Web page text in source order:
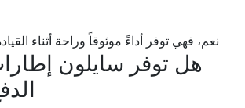
نعم، فهي توفر أداءً موثوقاً وراحة أثناء
هل توفر سايلون